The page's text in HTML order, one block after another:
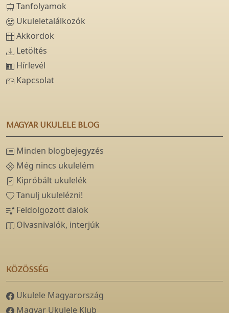
Tanfolyamok
Ukuleletalálkozók
Akkordok
Letöltés
Hírlevél
Kapcsolat
MAGYAR UKULELE BLOG
Minden blogbejegyzés
Még nincs ukulelém
Kipróbált ukulelék
Tanulj ukulelézni!
Feldolgozott dalok
Olvasnivalók, interjúk
KÖZÖSSÉG
Ukulele Magyarország
Magyar Ukulele Klub